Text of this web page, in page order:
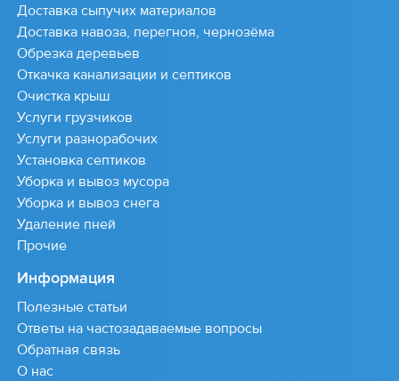
Доставка сыпучих материалов
Доставка навоза, перегноя, чернозёма
Обрезка деревьев
Откачка канализации и септиков
Очистка крыш
Услуги грузчиков
Услуги разнорабочих
Установка септиков
Уборка и вывоз мусора
Уборка и вывоз снега
Удаление пней
Прочие
Информация
Полезные статьи
Ответы на частозадаваемые вопросы
Обратная связь
О нас